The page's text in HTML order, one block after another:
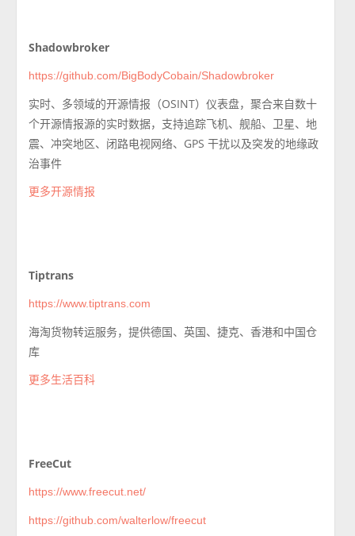
Shadowbroker
https://github.com/BigBodyCobain/Shadowbroker
实时、多领域的开源情报（OSINT）仪表盘，聚合来自数十
个开源情报源的实时数据，支持追踪飞机、舰船、卫星、地
震、冲突地区、闭路电视网络、GPS 干扰以及突发的地缘政
治事件
更多开源情报
Tiptrans
https://www.tiptrans.com
海淘货物转运服务，提供德国、英国、捷克、香港和中国仓
库
更多生活百科
FreeCut
https://www.freecut.net/
https://github.com/walterlow/freecut